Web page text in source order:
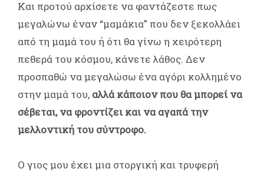
Και προτού αρχίσετε να φαντάζεστε πως
μεγαλώνω έναν “μαμάκια” που δεν ξεκολλάει
από τη μαμά του ή ότι θα γίνω η χειρότερη
πεθερά του κόσμου, κάνετε λάθος. Δεν
προσπαθώ να μεγαλώσω ένα αγόρι κολλημένο
στην μαμά του, αλλά κάποιον που θα μπορεί να
σέβεται, να φροντίζει και να αγαπά την
μελλοντική του σύντροφο.
Ο γιος μου έχει μια στοργική και τρυφερή